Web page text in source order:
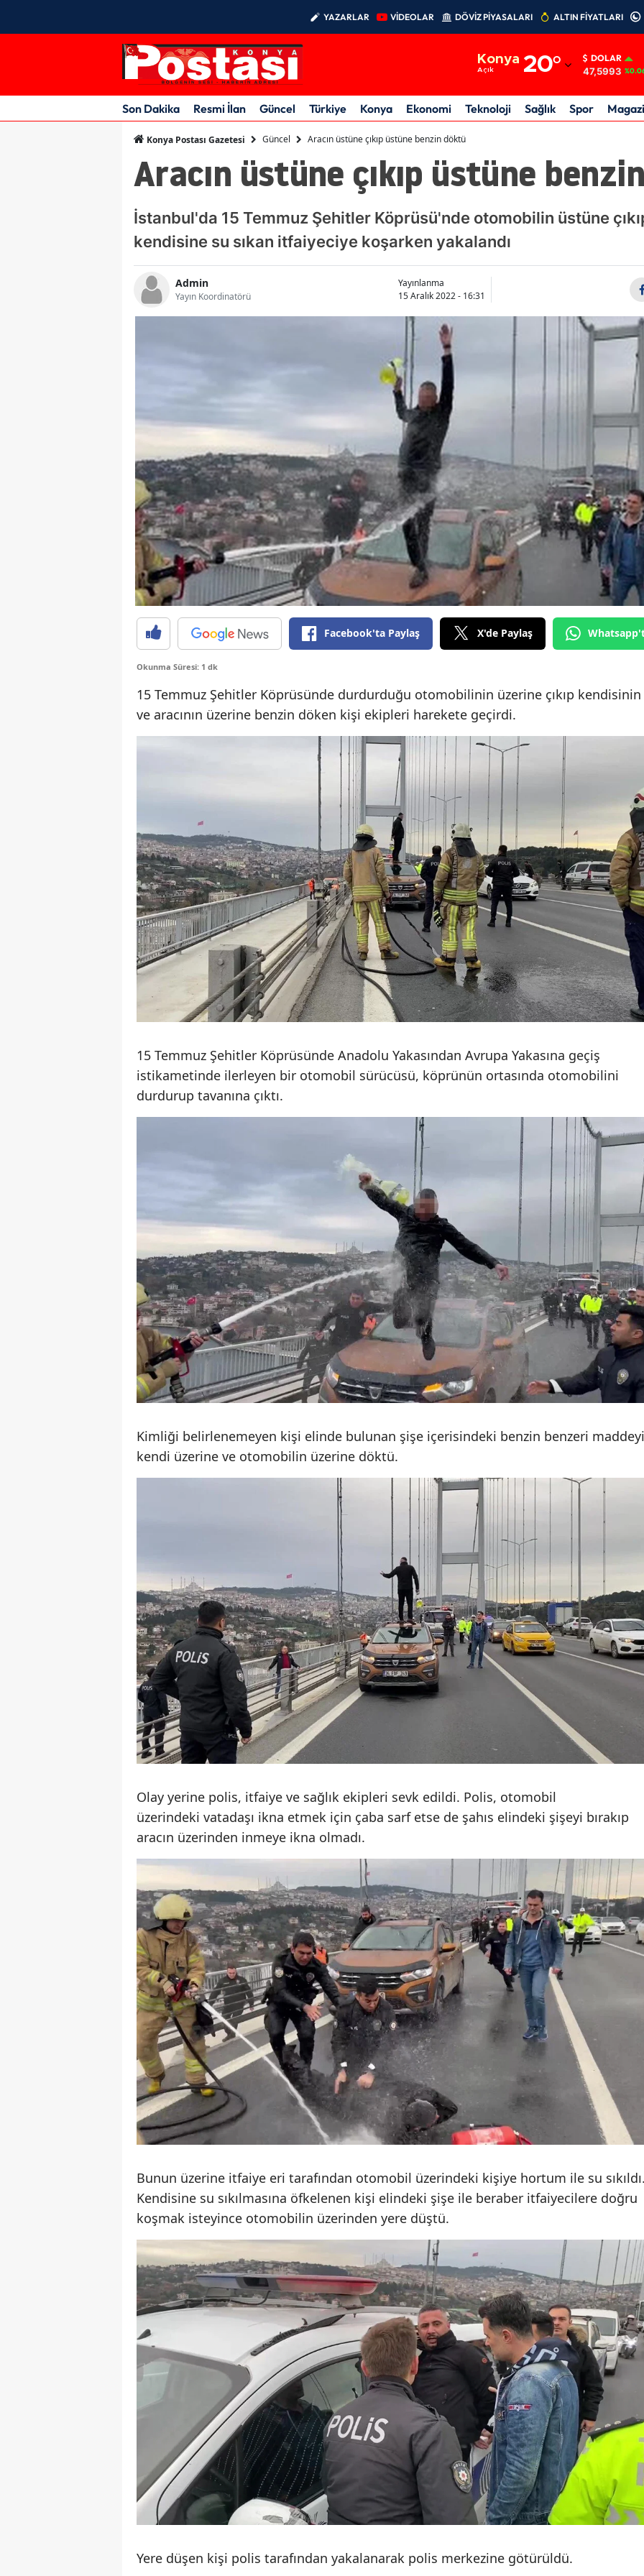
YAZARLAR VİDEOLAR DÖVİZ PİYASALARI ALTIN FİYATLARI
Konya
Açık 20°
Adıyaman
Afyonkarahisar
Amasya
Ankara
Antalya
Artvin
Bilecik
Bursa
Çanakkale
Çankırı
Çorum
Denizli
Diyarbakır
Elazığ
Erzincan
Erzurum
Eskişehir
Gaziantep
Giresun
Gümüşhane
Hakkari
Hatay
Isparta
Mersin
İstanbul
Kars
Kayseri
Kırklareli
Kırşehir
Kocaeli
Kütahya
Malatya
Manisa
Kahramanmaraş
Mardin
Muğla
Niğde
Ordu
Rize
Sakarya
Samsun
Siirt
Sinop
Tekirdağ
Trabzon
Şanlıurfa
Uşak
Van
Yozgat
Zonguldak
Aksaray
Bayburt
Karaman
Batman
Bartın
Yalova
Karabük
Kilis
Osmaniye
Düzce
DOLAR
47,5993
Son Dakika Resmi İlan Güncel Türkiye Konya Ekonomi Teknoloji Sağlık Spor
Konya Postası Gazetesi Güncel Aracın üstüne çıkıp üstüne benzin döktü
Aracın üstüne çıkıp üstüne
İstanbul'da 15 Temmuz Şehitler Köprüsü'nde otomobilin üstüne
kendisine su sıkan itfaiyeciye koşarken yakalandı
Admin
Yayın Koordinatörü
Yayınlanma
15 Aralık 2022 - 16:31
Facebook'ta Paylaş X'de Paylaş
Okunma Süresi: 1 dk
15 Temmuz Şehitler Köprüsünde durdurduğu otomobilinin üzerine çıkıp kendisinin
ve aracının üzerine benzin döken kişi ekipleri harekete geçirdi.
15 Temmuz Şehitler Köprüsünde Anadolu Yakasından Avrupa Yakasına geçiş
istikametinde ilerleyen bir otomobil sürücüsü, köprünün ortasında otomobilini
durdurup tavanına çıktı.
Kimliği belirlenemeyen kişi elinde bulunan şişe içerisindeki benzin benzeri maddeyi
kendi üzerine ve otomobilin üzerine döktü.
Olay yerine polis, itfaiye ve sağlık ekipleri sevk edildi. Polis, otomobil
üzerindeki vatadaşı ikna etmek için çaba sarf etse de şahıs elindeki şişeyi bırakıp
aracın üzerinden inmeye ikna olmadı.
Bunun üzerine itfaiye eri tarafından otomobil üzerindeki kişiye hortum ile su
Kendisine su sıkılmasına öfkelenen kişi elindeki şişe ile beraber itfaiyecilere doğru
koşmak isteyince otomobilin üzerinden yere düştü.
Yere düşen kişi polis tarafından yakalanarak polis merkezine götürüldü.